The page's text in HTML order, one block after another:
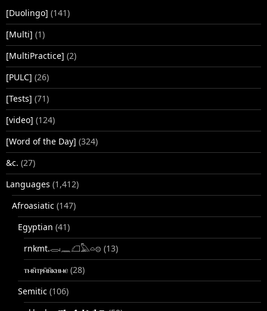
[Duolingo] (141)
[Multi] (1)
[MultiPractice] (2)
[PULC] (26)
[Tests] (71)
[video] (124)
[Word of the Day] (324)
&c. (27)
Languages (1,412)
Afroasiatic (147)
Egyptian (41)
rnkmt.𓂋𓏺𓈖𓆎𓅓𓏏𓊖 (13)
ⲧⲙⲛ̄ⲧⲣⲙ̄ⲛ̄ⲕⲏⲙⲉ (28)
Semitic (106)